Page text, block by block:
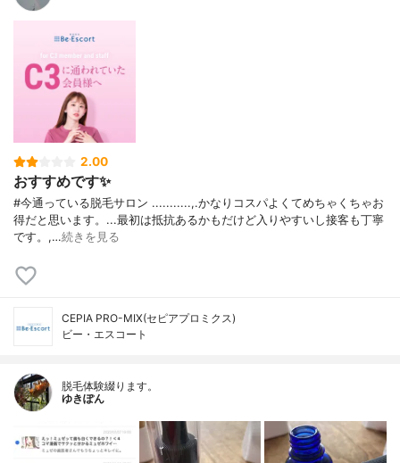
2.00
おすすめです✨
#今通っている脱毛サロン ...........,.かなりコスパよくてめちゃくちゃお
得だと思います。...最初は抵抗あるかもだけど入りやすいし接客も丁寧
です。,…続きを見る
CEPIA PRO-MIX(セピアプロミクス)
ビー・エスコート
脱毛体験綴ります。
ゆきぽん